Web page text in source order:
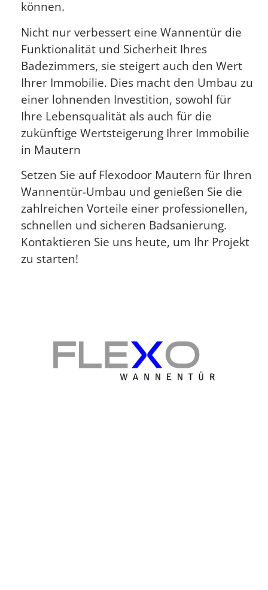
können.
Nicht nur verbessert eine Wannentür die
Funktionalität und Sicherheit Ihres
Badezimmers, sie steigert auch den Wert
Ihrer Immobilie. Dies macht den Umbau zu
einer lohnenden Investition, sowohl für
Ihre Lebensqualität als auch für die
zukünftige Wertsteigerung Ihrer Immobilie
in Mautern
Setzen Sie auf Flexodoor Mautern für Ihren
Wannentür-Umbau und genießen Sie die
zahlreichen Vorteile einer professionellen,
schnellen und sicheren Badsanierung.
Kontaktieren Sie uns heute, um Ihr Projekt
zu starten!